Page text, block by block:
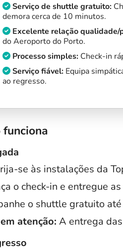
Serviço de shuttle gratuito:
demora cerca de 10 minutos.
Excelente relação qualidade/
do Aeroporto do Porto.
Processo simples: Check-in
Serviço fiável: Equipa
ao regresso.
funciona
se às instalações da
o check-in e entregue
o shuttle gratuito
atenção: A entrega